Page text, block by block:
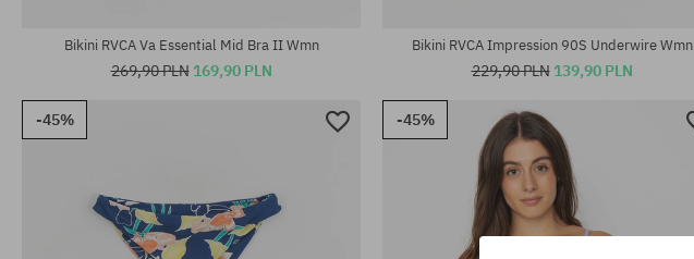
Bikini RVCA Va Essential Mid Bra II Wmn
269,90 PLN 169,90 PLN
Bikini RVCA Impression 90S Underwire Wmn
229,90 PLN 139,90 PLN
-45% -45%